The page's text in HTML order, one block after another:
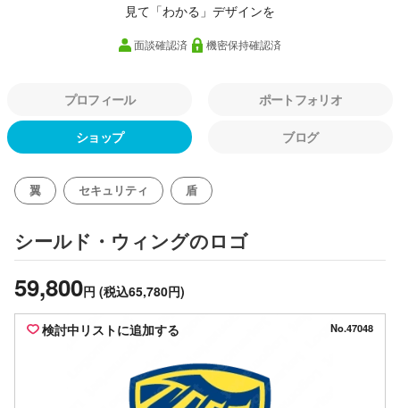
見て「わかる」デザインを
面談確認済 機密保持確認済
プロフィール ポートフォリオ
ショップ ブログ
翼 セキュリティ 盾
シールド・ウィングのロゴ
59,800円 (税込65,780円)
検討中リストに追加する No.47048